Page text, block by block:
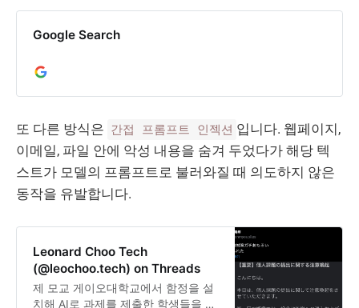
Google Search
또 다른 방식은 간접 프롬프트 인젝션 입니다. 웹페이지,
이메일, 파일 안에 악성 내용을 숨겨 두었다가 해당 텍
스트가 모델의 프롬프트로 불러와질 때 의도하지 않은
동작을 유발합니다.
Leonard Choo Tech
(@leochoo.tech) on Threads
제 모교 게이오대학교에서 함정을 설
치해 AI로 과제를 제출한 학생들을 적